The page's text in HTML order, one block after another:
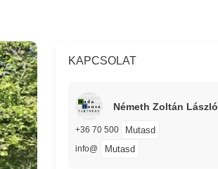
KAPCSOLAT
Németh Zoltán László
+36 70 500 Mutasd
info@ Mutasd